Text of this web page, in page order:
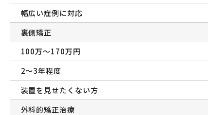
幅広い症例に対応
裏側矯正
100万〜170万円
2〜3年程度
装置を見せたくない方
外科的矯正治療